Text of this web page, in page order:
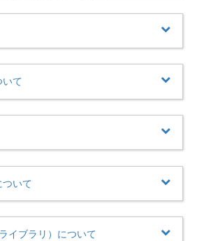
いて
ついて
イブラリ）について